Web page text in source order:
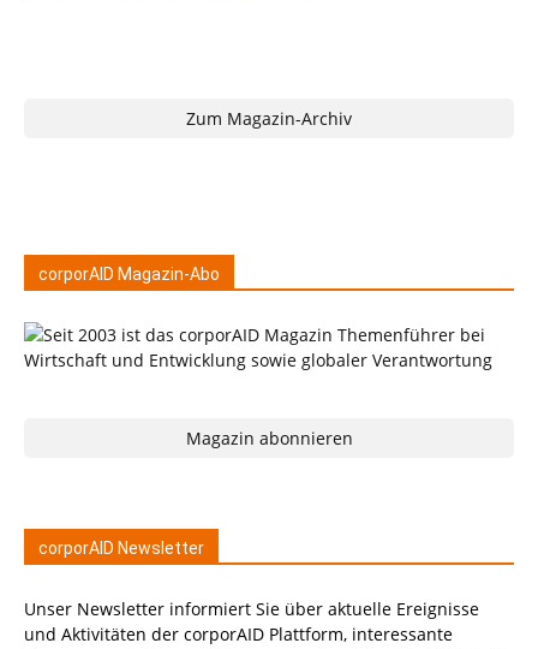
Zum Magazin-Archiv
corporAID Magazin-Abo
Magazin abonnieren
corporAID Newsletter
Unser Newsletter informiert Sie über aktuelle Ereignisse
und Aktivitäten der corporAID Plattform, interessante